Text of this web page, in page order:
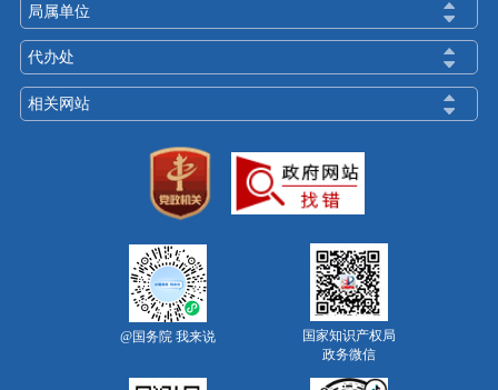
局属单位
代办处
相关网站
@国务院 我来说
国家知识产权局
政务微信